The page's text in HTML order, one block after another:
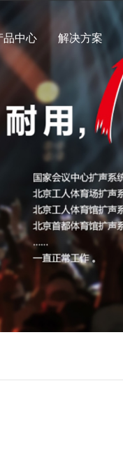
品中心 解决方案